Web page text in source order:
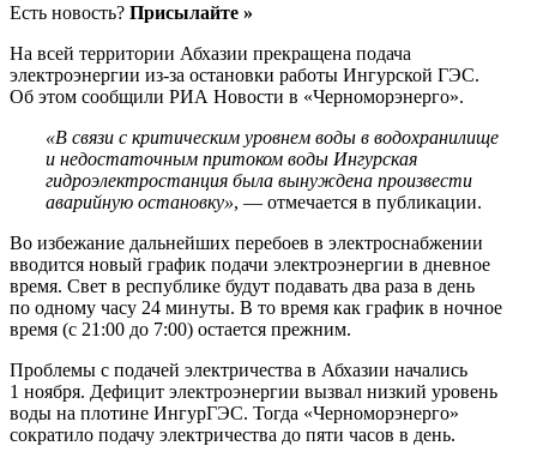
Есть новость? Присылайте »
На всей территории Абхазии прекращена подача
электроэнергии из-за остановки работы Ингурской ГЭС.
Об этом сообщили РИА Новости в «Черноморэнерго».
«В связи с критическим уровнем воды в водохранилище
и недостаточным притоком воды Ингурская
гидроэлектростанция была вынуждена произвести
аварийную остановку», — отмечается в публикации.
Во избежание дальнейших перебоев в электроснабжении
вводится новый график подачи электроэнергии в дневное
время. Свет в республике будут подавать два раза в день
по одному часу 24 минуты. В то время как график в ночное
время (с 21:00 до 7:00) остается прежним.
Проблемы с подачей электричества в Абхазии начались
1 ноября. Дефицит электроэнергии вызвал низкий уровень
воды на плотине ИнгурГЭС. Тогда «Черноморэнерго»
сократило подачу электричества до пяти часов в день.